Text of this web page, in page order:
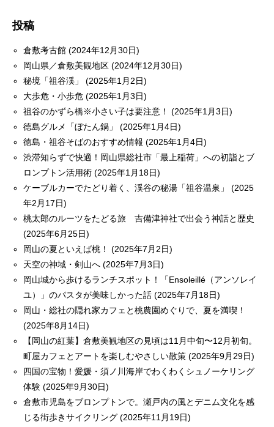
投稿
倉敷考古館 (2024年12月30日)
岡山県／倉敷美観地区 (2024年12月30日)
秘境「祖谷渓」 (2025年1月2日)
大歩危・小歩危 (2025年1月3日)
祖谷のかずら橋※小さい子は要注意！ (2025年1月3日)
徳島グルメ「ぼたん鍋」 (2025年1月4日)
徳島・祖谷そばのおすすめ情報 (2025年1月4日)
渋滞知らずで快適！岡山県総社市「最上稲荷」への初詣とブ
ロンプトン活用術 (2025年1月18日)
ケーブルカーでたどり着く、渓谷の秘湯「祖谷温泉」 (2025
年2月17日)
桃太郎のルーツをたどる旅 吉備津神社で出会う神話と歴史
(2025年6月25日)
岡山の夏といえば桃！ (2025年7月2日)
天空の神域・剣山へ (2025年7月3日)
岡山城から歩けるランチスポット！「Ensoleillé（アンソレイ
ユ）」のパスタが美味しかった話 (2025年7月18日)
岡山・総社の隠れ家カフェと桃農園めぐりで、夏を満喫！
(2025年8月14日)
【岡山の紅葉】倉敷美観地区の見頃は11月中旬〜12月初旬。
町屋カフェとアートを楽しむやさしい散策 (2025年9月29日)
四国の宝物！愛媛・須ノ川海岸でわくわくシュノーケリング
体験 (2025年9月30日)
倉敷市児島をブロンプトンで。瀬戸内の風とデニム文化を感
じる街歩きサイクリング (2025年11月19日)